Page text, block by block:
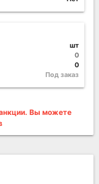
шт
0
0
Под заказ
Вы можете